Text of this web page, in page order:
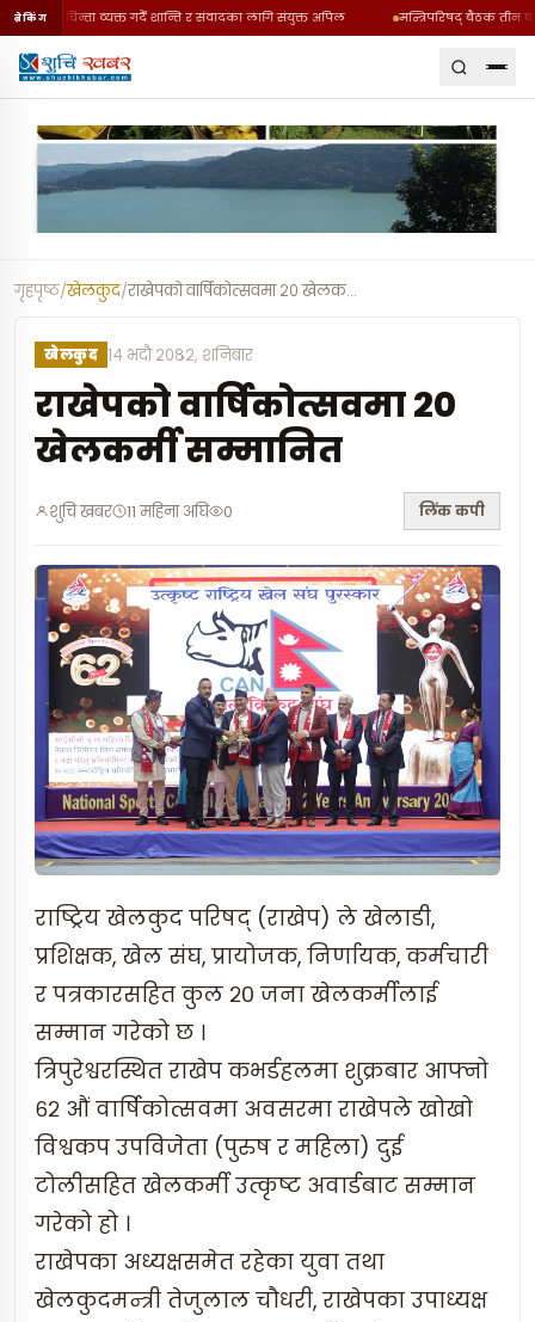
ब्रेकिंग चिन्ता व्यक्त गर्दै शान्ति र संवादका लागि संयुक्त अपिल मन्त्रिपरिषद् बैठक तीन बजे
गृहपृष्ठ/खेलकुद/ राखेपको वार्षिकोत्सवमा २० खेलकर्मी सम्मा
खेलकुद १४ भदौ २०८२, शनिबार
राखेपको वार्षिकोत्सवमा २०
खेलकर्मी सम्मानित
शुचि खबर 11 महिना अघि 0 लिंक कपी
राष्ट्रिय खेलकुद परिषद् (राखेप) ले खेलाडी,
प्रशिक्षक, खेल संघ, प्रायोजक, निर्णायक, कर्मचारी
र पत्रकारसहित कुल २० जना खेलकर्मीलाई
सम्मान गरेको छ ।
त्रिपुरेश्वरस्थित राखेप कभर्डहलमा शुक्रबार आफ्नो
६२ औं वार्षिकोत्सवमा अवसरमा राखेपले खोखो
विश्वकप उपविजेता (पुरुष र महिला) दुई
टोलीसहित खेलकर्मी उत्कृष्ट अवार्डबाट सम्मान
गरेको हो ।
राखेपका अध्यक्षसमेत रहेका युवा तथा
खेलकुदमन्त्री तेजुलाल चौधरी, राखेपका उपाध्यक्ष